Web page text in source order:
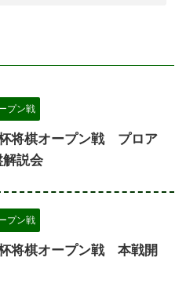
プン戦
将棋オープン戦 プロア
説会
プン戦
将棋オープン戦 本戦開